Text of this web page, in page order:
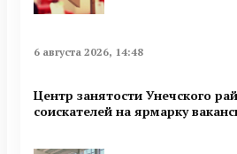
6 августа 2026, 14:48
Центр занятости Унечского
соискателей на ярмарку